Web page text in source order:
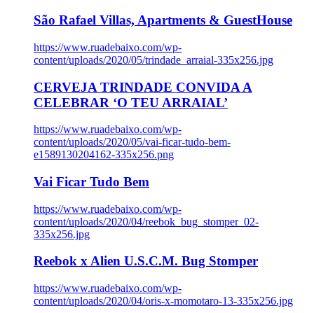
São Rafael Villas, Apartments & GuestHouse
https://www.ruadebaixo.com/wp-
content/uploads/2020/05/trindade_arraial-335x256.jpg
CERVEJA TRINDADE CONVIDA A
CELEBRAR ‘O TEU ARRAIAL’
https://www.ruadebaixo.com/wp-
content/uploads/2020/05/vai-ficar-tudo-bem-
e1589130204162-335x256.png
Vai Ficar Tudo Bem
https://www.ruadebaixo.com/wp-
content/uploads/2020/04/reebok_bug_stomper_02-
335x256.jpg
Reebok x Alien U.S.C.M. Bug Stomper
https://www.ruadebaixo.com/wp-
content/uploads/2020/04/oris-x-momotaro-13-335x256.jpg